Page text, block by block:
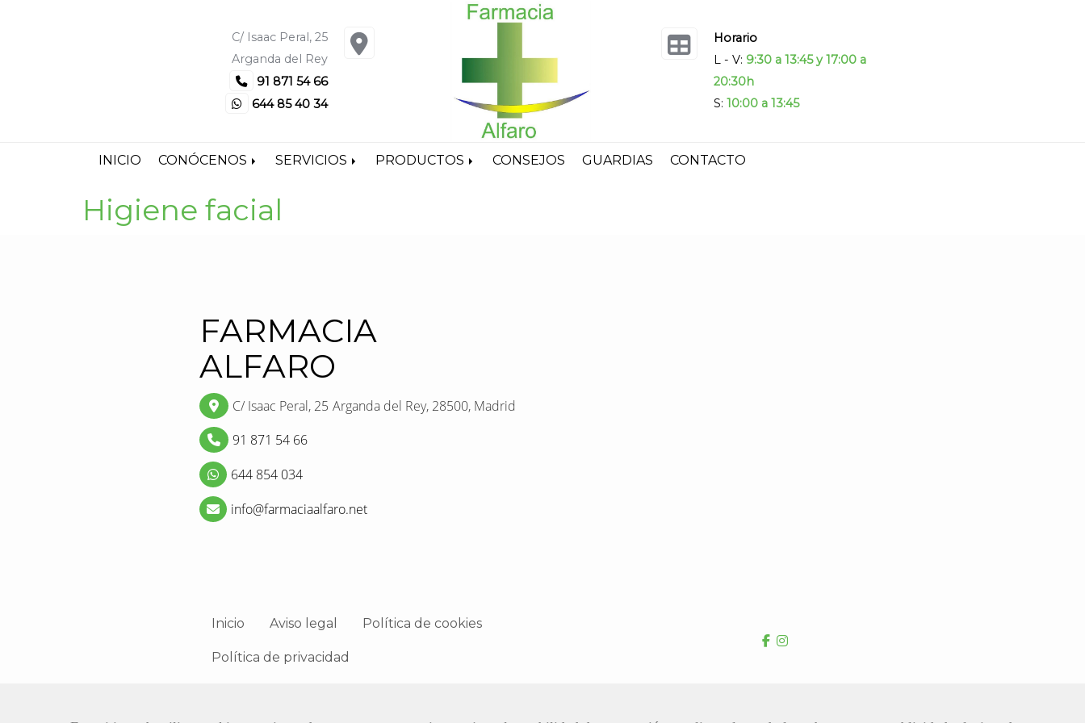
C/ Isaac Peral, 25
Arganda del Rey
91 871 54 66
644 85 40 34
Horario
L - V: 9:30 a 13:45 y 17:00 a
20:30h
S: 10:00 a 13:45
INICIO CONÓCENOS SERVICIOS PRODUCTOS CONSEJOS GUARDIAS CONTACTO
Higiene facial
FARMACIA
ALFARO
C/ Isaac Peral, 25 Arganda del Rey, 28500, Madrid
91 871 54 66
644 854 034
info
farmaciaalfaro.net
Inicio Aviso legal Política de cookies
Política de privacidad